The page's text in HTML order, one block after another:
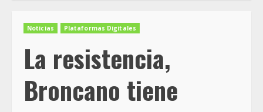
Noticias Plataformas Digitales
La resistencia,
Broncano tiene